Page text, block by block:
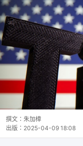
撰文： 朱加樟
出版： 2025-04-09 18:08